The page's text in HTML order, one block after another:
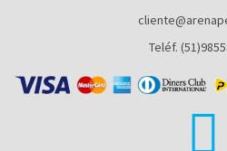
Teléf.